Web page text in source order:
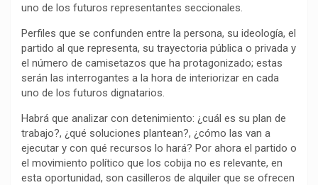
o
k
p
p
a
m
n
k
t
i
r
uno de los futuros representantes seccionales.
Perfiles que se confunden entre la persona, su ideología, el
partido al que representa, su trayectoria pública o privada y
el número de camisetazos que ha protagonizado; estas
serán las interrogantes a la hora de interiorizar en cada
uno de los futuros dignatarios.
Habrá que analizar con detenimiento: ¿cuál es su plan de
trabajo?, ¿qué soluciones plantean?, ¿cómo las van a
ejecutar y con qué recursos lo hará? Por ahora el partido o
el movimiento político que los cobija no es relevante, en
esta oportunidad, son casilleros de alquiler que se ofrecen